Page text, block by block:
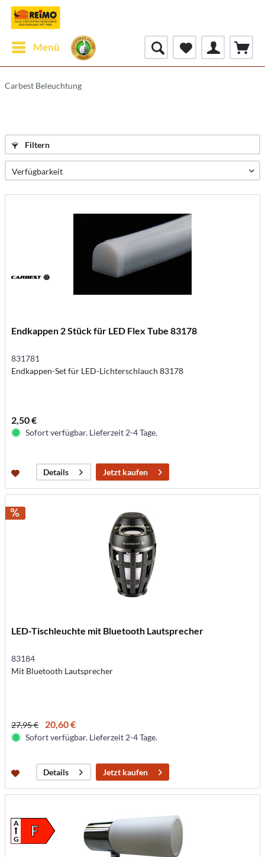
Menü
Carbest Beleuchtung
Filtern
Endkappen 2 Stück für LED Flex Tube 83178
831781
Endkappen-Set für LED-Lichterschlauch 83178
2,50 €
Sofort verfügbar. Lieferzeit 2-4 Tage.
Details Jetzt kaufen
LED-Tischleuchte mit Bluetooth Lautsprecher
83184
Mit Bluetooth Lautsprecher
27,95 € 20,60 €
Sofort verfügbar. Lieferzeit 2-4 Tage.
Details Jetzt kaufen
F
A
G